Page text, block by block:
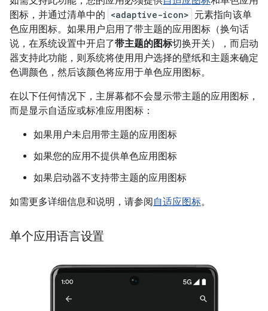
图标，并通过清单中的 <adaptive-icon> 元素指向该单
色应用图标。如果用户启用了带主题的应用图标（换句话
说，在系统设置中开启了带主题的图标切换开关），而启动
器支持此功能，则系统将使用用户选择的壁纸和主题来确定
色调颜色，然后该颜色将应用于单色应用图标。
在以下任何情况下，主屏幕都不会显示带主题的应用图标，
而是显示自适应或标准应用图标：
如果用户未启用带主题的应用图标
如果您的应用不提供单色应用图标
如果启动器不支持带主题的应用图标
如需更多详细信息和说明，请参阅自适应图标。
单个应用语言设置